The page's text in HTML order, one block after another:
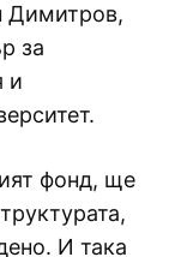
Димитров,
за
и
фонд, ще
И така